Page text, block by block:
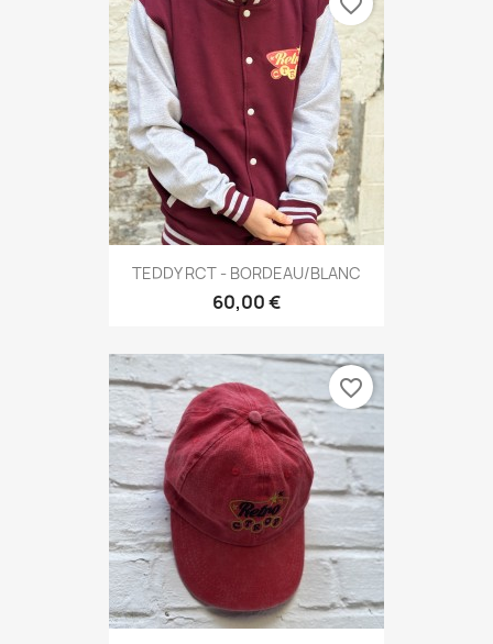
TEDDY RCT - BORDEAU/BLANC
60,00 €
favorite_border